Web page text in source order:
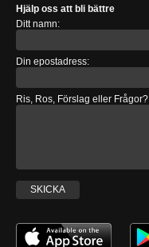
Hjälp oss att bli bättre
Ditt namn:
Din epostadress:
Ris, Ros, Förslag eller Frågor?
SKICKA